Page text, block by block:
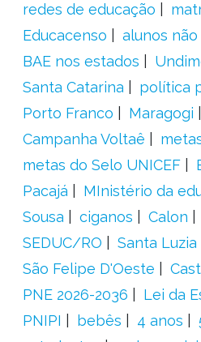
redes de educação
Educacenso
alunos
BAE nos estados
Santa Catarina
política
Porto Franco
Maragogi
Campanha Voltaê
metas do Selo UNICEF
Pacajá
MInistério da
Sousa
ciganos Calon
SEDUC/RO
Santa
São Felipe D'Oeste
PNE 2026-2036
Lei da
PNIPI
bebês 4 anos